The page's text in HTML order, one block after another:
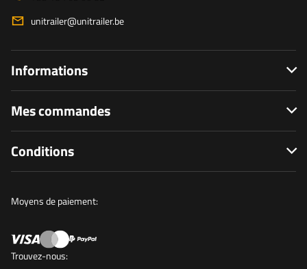
unitrailer@unitrailer.be
Informations
Mes commandes
Conditions
Moyens de paiement:
Trouvez-nous: